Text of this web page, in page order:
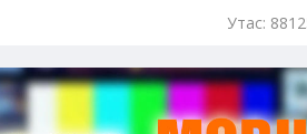
Утас: